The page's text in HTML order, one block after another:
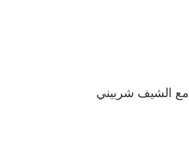
مع الشيف شربيني